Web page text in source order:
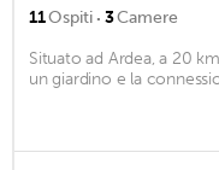
11Ospiti · 3Camere
Situato ad Ardea, a 20
un giardino e la